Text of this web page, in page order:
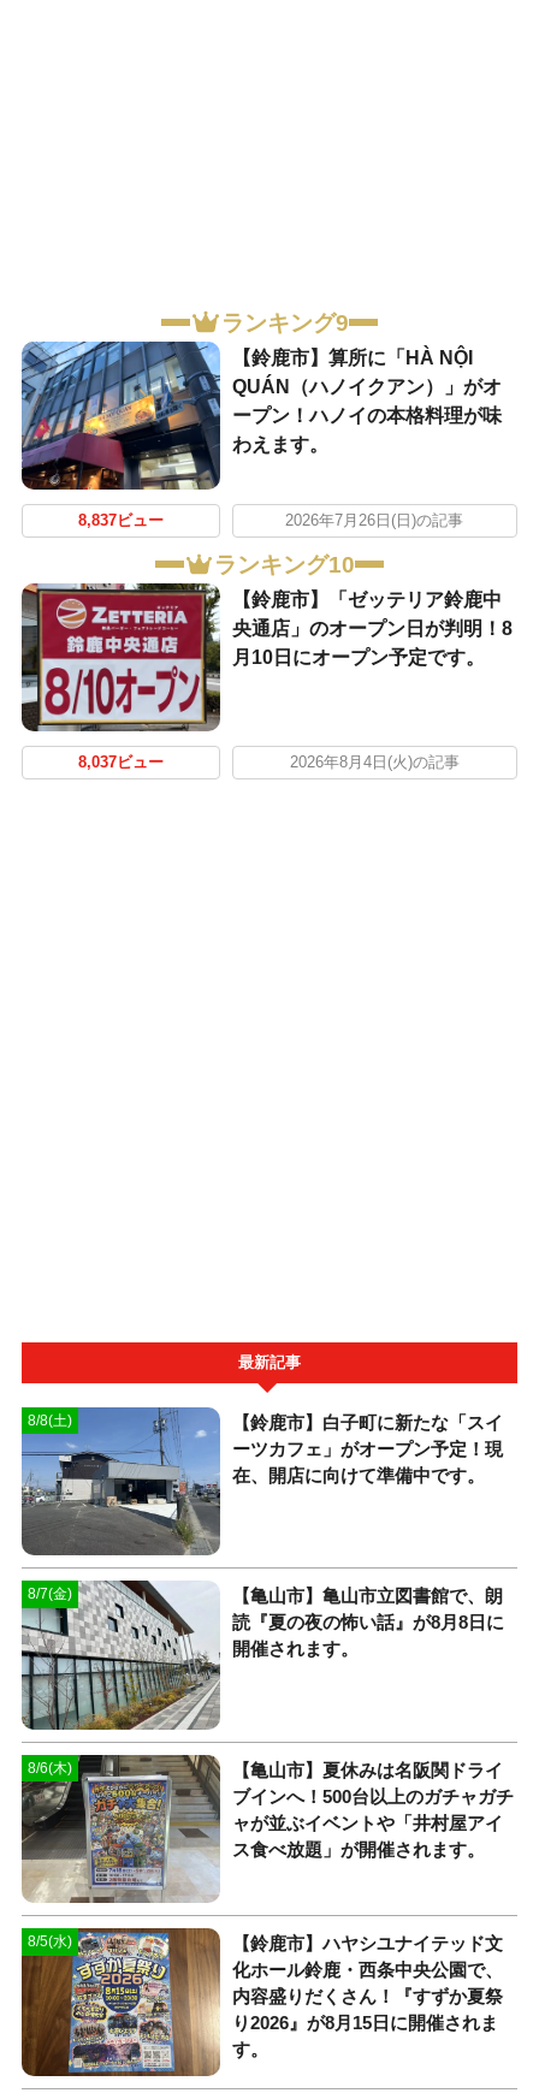
ランキング9
【鈴鹿市】算所に「HÀ NỘI
QUÁN（ハノイクアン）」がオ
ープン！ハノイの本格料理が味
わえます。
8,837ビュー 2026年7月26日(日)の記事
ランキング10
【鈴鹿市】「ゼッテリア鈴鹿中
央通店」のオープン日が判明！8
月10日にオープン予定です。
8,037ビュー 2026年8月4日(火)の記事
最新記事
8/8(土)
【鈴鹿市】白子町に新たな「スイ
ーツカフェ」がオープン予定！現
在、開店に向けて準備中です。
8/7(金)
【亀山市】亀山市立図書館で、朗
読『夏の夜の怖い話』が8月8日に
開催されます。
8/6(木)
【亀山市】夏休みは名阪関ドライ
ブインへ！500台以上のガチャガチ
ャが並ぶイベントや「井村屋アイ
ス食べ放題」が開催されます。
8/5(水)
【鈴鹿市】ハヤシユナイテッド文
化ホール鈴鹿・西条中央公園で、
内容盛りだくさん！『すずか夏祭
り2026』が8月15日に開催されま
す。